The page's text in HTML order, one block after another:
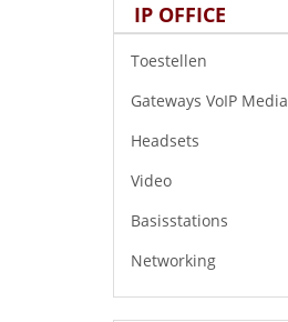
IP OFFICE
Toestellen
Gateways VoIP Media
Headsets
Video
Basisstations
Networking